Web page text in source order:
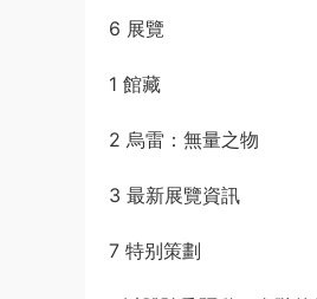
6 展覽
1 館藏
2 烏雷：無量之物
3 最新展覽資訊
7 特别策劃